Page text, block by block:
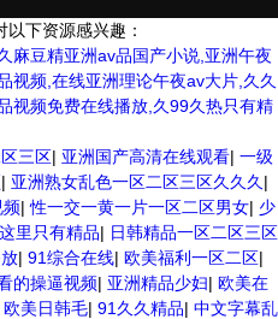
下资源感兴趣：
麻豆精亚洲av品国产小说,亚洲午夜
视频,在线亚洲理论午夜av大片,久久
视频免费在线播放,久99久热只有精
三区| 亚洲国产高清在线观看| 一级
| 亚洲熟女乱色一区二区三区久久久 |
频|性一交一黄一片一区二区男女| 少
里只有精品| 日韩精品一区二区三区
| 91综合在线| 欧美福利一区二区|
的操逼视频| 亚洲精品少妇| 欧美在
欧美日韩毛| 91久久精品| 中文字幕乱